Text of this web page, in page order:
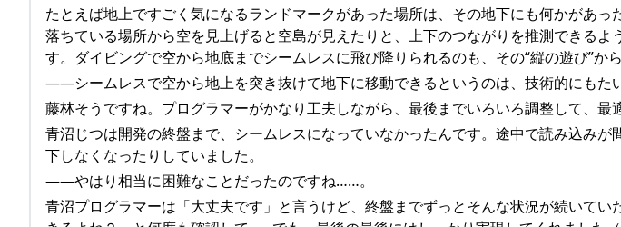
たとえば地上ですごく気になるランドマークがあった場所は、その地下にも何かがあっ
落ちている場所から空を見上げると空島が見えたりと、上下のつながりを推測できるよ
す。ダイビングで空から地底までシームレスに飛び降りられるのも、その“縦の遊び”か
――シームレスで空から地上を突き抜けて地下に移動できるというのは、技術的にもた
藤林そうですね。プログラマーがかなり工夫しながら、最後までいろいろ調整して、最
青沼じつは開発の終盤まで、シームレスになっていなかったんです。途中で読み込みが
下しなくなったりしていました。
――やはり相当に困難なことだったのですね……。
青沼プログラマーは「大丈夫です」と言うけど、終盤までずっとそんな状況が続いて